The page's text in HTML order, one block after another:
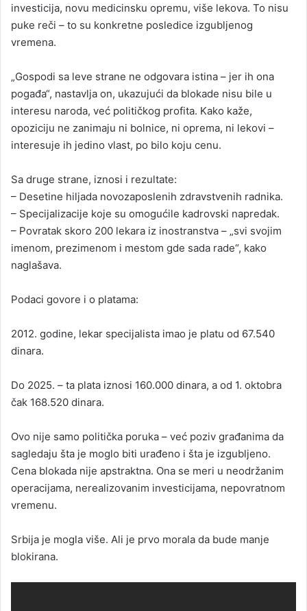
investicija, novu medicinsku opremu, više lekova. To nisu
puke reči – to su konkretne posledice izgubljenog
vremena.
„Gospodi sa leve strane ne odgovara istina – jer ih ona
pogađa“, nastavlja on, ukazujući da blokade nisu bile u
interesu naroda, već političkog profita. Kako kaže,
opoziciju ne zanimaju ni bolnice, ni oprema, ni lekovi –
interesuje ih jedino vlast, po bilo koju cenu.
Sa druge strane, iznosi i rezultate:
– Desetine hiljada novozaposlenih zdravstvenih radnika.
– Specijalizacije koje su omogućile kadrovski napredak.
– Povratak skoro 200 lekara iz inostranstva – „svi svojim
imenom, prezimenom i mestom gde sada rade“, kako
naglašava.
Podaci govore i o platama:
2012. godine, lekar specijalista imao je platu od 67.540
dinara.
Do 2025. – ta plata iznosi 160.000 dinara, a od 1. oktobra
čak 168.520 dinara.
Ovo nije samo politička poruka – već poziv građanima da
sagledaju šta je moglo biti urađeno i šta je izgubljeno.
Cena blokada nije apstraktna. Ona se meri u neodržanim
operacijama, nerealizovanim investicijama, nepovratnom
vremenu.
Srbija je mogla više. Ali je prvo morala da bude manje
blokirana.